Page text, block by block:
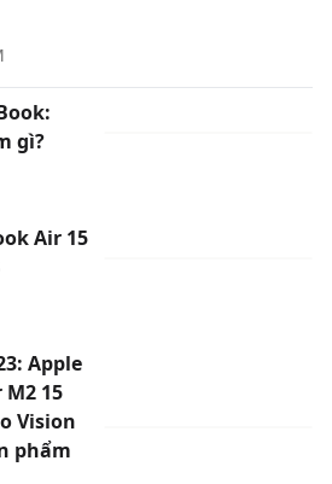
gì?
Air 15
Apple
15
Vision
phẩm